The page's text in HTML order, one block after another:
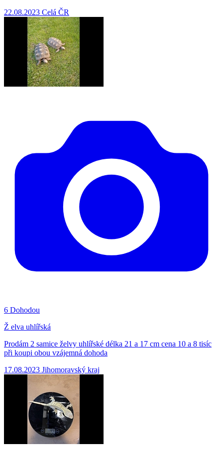
22.08.2023 Celá ČR
6 Dohodou
Ž elva uhlířská
Prodám 2 samice želvy uhlířské délka 21 a 17 cm cena 10 a 8 tisíc
při koupi obou vzájemná dohoda
17.08.2023 Jihomoravský kraj